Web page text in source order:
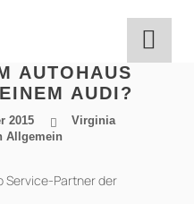
AUTOHAUS
AUDI?
2015
Virginia
Allgemein
Service-Partner der